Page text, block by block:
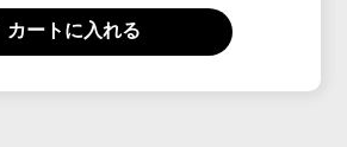
カートに入れる